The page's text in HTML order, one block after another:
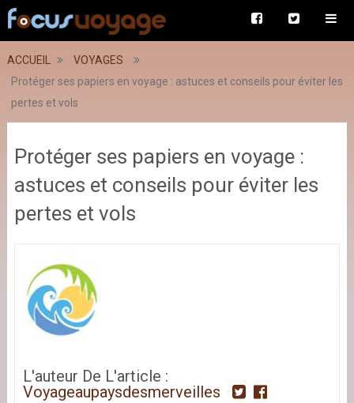
ACCUEIL
VOYAGES
Protéger ses papiers en voyage : astuces et conseils pour éviter les
pertes et vols
Protéger ses papiers en voyage :
astuces et conseils pour éviter les
pertes et vols
L'auteur De L'article :
Voyageaupaysdesmerveilles